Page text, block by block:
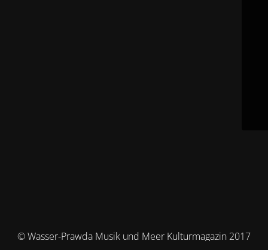
© Wasser-Prawda Musik und Meer Kulturmagazin 2017